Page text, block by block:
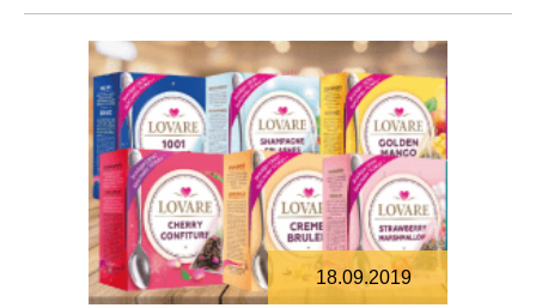
18.09.2019